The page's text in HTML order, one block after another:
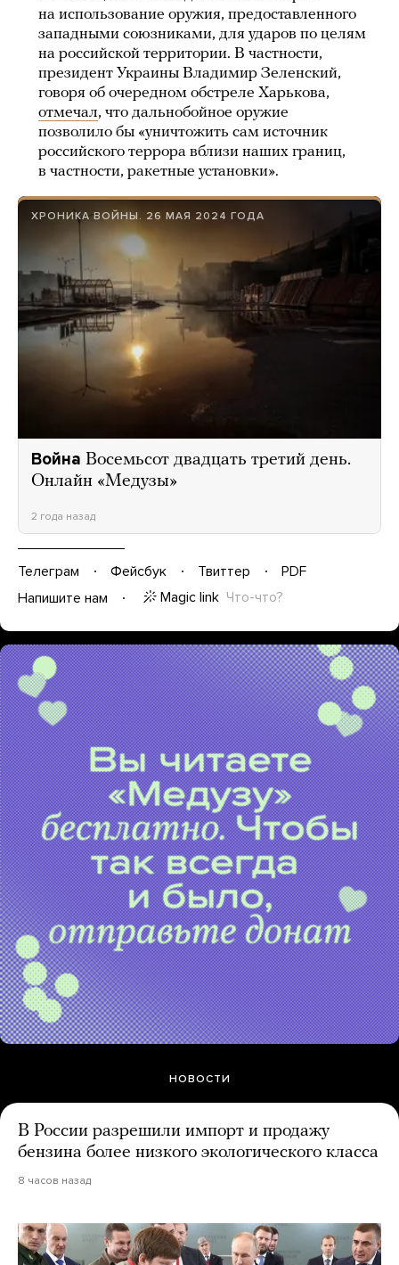
на использование оружия, предоставленного
западными союзниками, для ударов по целям
на российской территории. В частности,
президент Украины Владимир Зеленский,
говоря об очередном обстреле Харькова,
отмечал, что дальнобойное оружие
позволило бы «уничтожить сам источник
российского террора вблизи наших границ,
в частности, ракетные установки».
ХРОНИКА ВОЙНЫ. 26 МАЯ 2024 ГОДА
Война Восемьсот двадцать третий день.
Онлайн «Медузы»
2 года назад
Телеграм Фейсбук Твиттер
PDF
Напишите нам
Magic link Что-что?
НОВОСТИ
В России разрешили импорт и продажу
бензина более низкого экологического класса
8 часов назад